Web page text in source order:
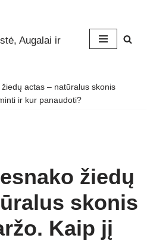
Augalai ir
actas – natūralus skonis
ir kur panaudoti?
žiedų
skonis
Kaip jį